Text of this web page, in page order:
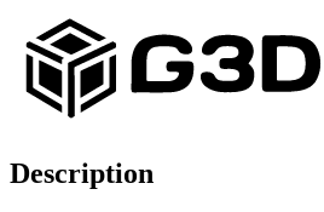
Description